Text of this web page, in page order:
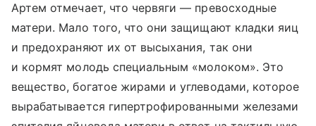
Артем отмечает, что червяги — превосходные
матери. Мало того, что они защищают кладки яиц
и предохраняют их от высыхания, так они
и кормят молодь специальным «молоком». Это
вещество, богатое жирами и углеводами, которое
вырабатывается гипертрофированными железами